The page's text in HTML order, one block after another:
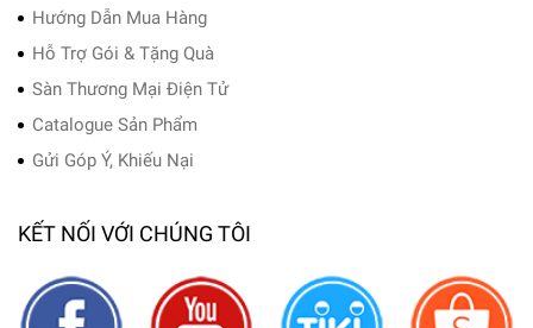
Hướng Dẫn Mua Hàng
Hỗ Trợ Gói & Tặng Quà
Sàn Thương Mại Điện Tử
Catalogue Sản Phẩm
Gửi Góp Ý, Khiếu Nại
KẾT NỐI VỚI CHÚNG TÔI